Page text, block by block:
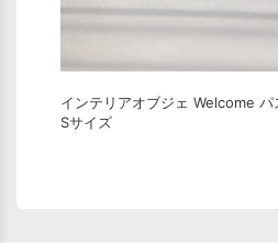
インテリアオブジェ Welcome パ
Sサイズ